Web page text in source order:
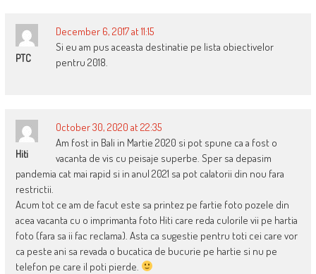
PTC
December 6, 2017 at 11:15
Si eu am pus aceasta destinatie pe lista obiectivelor
pentru 2018.
Hiti
October 30, 2020 at 22:35
Am fost in Bali in Martie 2020 si pot spune ca a fost o
vacanta de vis cu peisaje superbe. Sper sa depasim
pandemia cat mai rapid si in anul 2021 sa pot calatorii din nou fara
restrictii.
Acum tot ce am de facut este sa printez pe fartie foto pozele din
acea vacanta cu o imprimanta foto Hiti care reda culorile vii pe hartia
foto (fara sa ii fac reclama). Asta ca sugestie pentru toti cei care vor
ca peste ani sa revada o bucatica de bucurie pe hartie si nu pe
telefon pe care il poti pierde.